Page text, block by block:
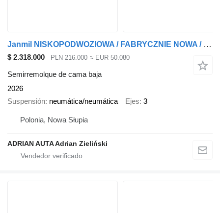
Janmil NISKOPODWOZIOWA / FABRYCZNIE NOWA / OŚ SKRĘTNA / OŚ PODNOSZONA
$ 2.318.000 PLN 216.000 ≈ EUR 50.080
Semirremolque de cama baja
2026
Suspensión neumática/neumática Ejes 3
Polonia, Nowa Słupia
ADRIAN AUTA Adrian Zieliński